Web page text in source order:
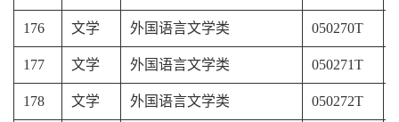
176 文学 外国语言文学类 050270T
177 文学 外国语言文学类 050271T
178 文学 外国语言文学类 050272T